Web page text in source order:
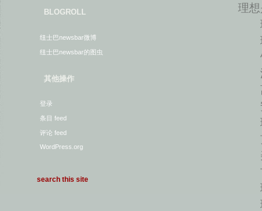
BLOGROLL
纽士巴newsbar微博
纽士巴newsbar的图虫
其他操作
登录
条目 feed
评论 feed
WordPress.org
理
理
理
饥
温
离
安
理
贯
美
古
理
理